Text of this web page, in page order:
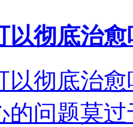
以彻底治愈
以彻底治
的问题莫